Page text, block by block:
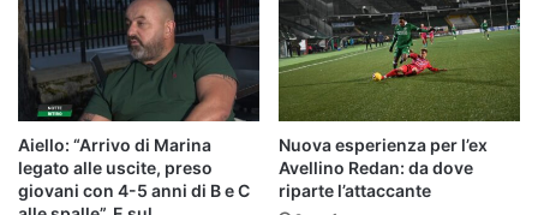
Aiello: “Arrivo di Marina
legato alle uscite, preso
giovani con 4-5 anni di B e C
Nuova esperienza per l’ex
Avellino Redan: da dove
riparte l’attaccante